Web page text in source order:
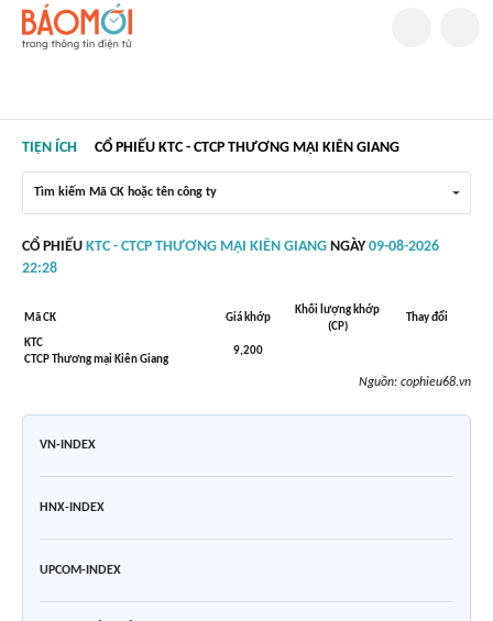
TIỆN ÍCH CỔ PHIẾU KTC - CTCP THƯƠNG MẠI KIÊN GIANG
Tìm kiếm Mã CK hoặc tên công ty
CỔ PHIẾU KTC - CTCP THƯƠNG MẠI KIÊN GIANG NGÀY 09-08-2026
22:28
Mã CK Giá khớp
Khối lượng khớp
(CP)
Thay đổi
KTC
CTCP Thương mại Kiên Giang
9,200
Nguồn: cophieu68.vn
VN-INDEX
HNX-INDEX
UPCOM-INDEX